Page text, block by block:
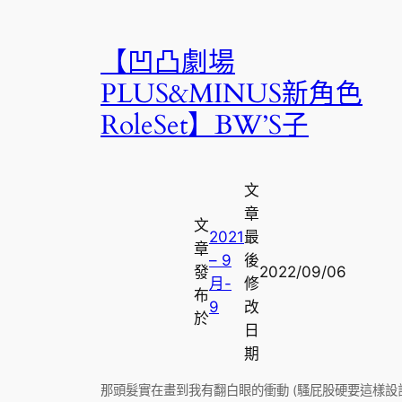
【凹凸劇場
PLUS&MINUS新角色
RoleSet】BW’S子
文
章
發
布
於
2021
– 9
月-
9
文
章
最
後
修
改
日
期
2022/09/06
那頭髮實在畫到我有翻白眼的衝動 (騷屁股硬要這樣設